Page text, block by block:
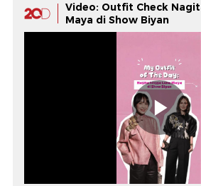
Video: Outfit Check
Maya di Show Biyan